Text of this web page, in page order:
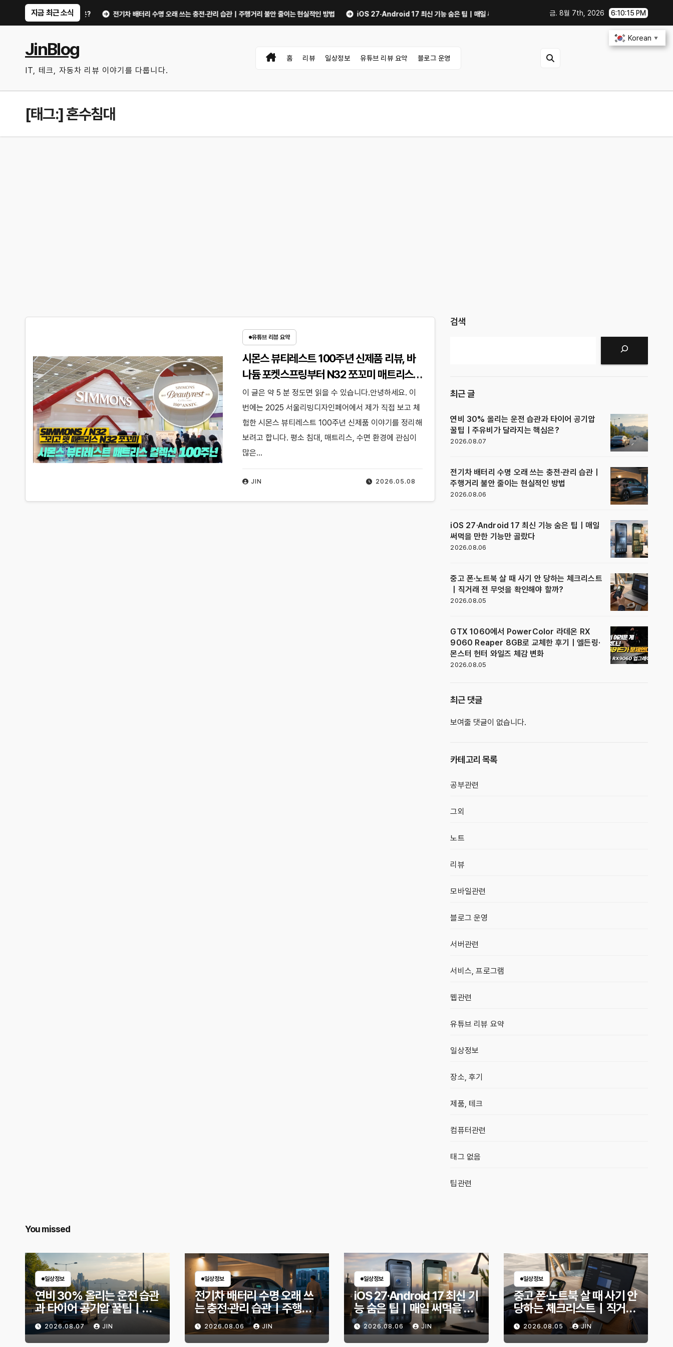
지금 최근 소식
가 달라지는 핵심은? 전기차 배터리 수명 오래 쓰는 충전·관리 습관｜주행거리 불안 줄이는 현실적인 방법 iOS 27·Android 17 최신 기능 숨은 팁｜매일 써먹을 만한 기능만 골랐다 중고 폰·노트북 살 때 사기 안 당하는 체크리
금. 8월 7th, 2026 6:10:15 PM
JinBlog
IT, 테크, 자동차 리뷰 이야기를 다룹니다.
홈 리뷰 일상정보 유튜브 리뷰 요약 블로그 운영
[태그:]혼수침대
유튜브 리뷰 요약
시몬스 뷰티레스트 100주년 신제품 리뷰, 바
나듐 포켓스프링부터 N32 쪼꼬미 매트리스까
지 직접 보고 온 후기
2026.05.08
JIN
이 글은 약 5 분 정도면 읽을 수 있습니다.안녕하세요. 이
번에는 2025 서울리빙디자인페어에서 제가 직접 보고 체
험한 시몬스 뷰티레스트 100주년 신제품 이야기를 정리해
보려고 합니다. 평소 침대, 매트리스, 수면 환경에 관심이
많은…
검색
최근 글
연비 30% 올리는 운전 습관과 타이어 공기압
꿀팁｜주유비가 달라지는 핵심은?
2026.08.07
전기차 배터리 수명 오래 쓰는 충전·관리 습관｜
주행거리 불안 줄이는 현실적인 방법
2026.08.06
iOS 27·Android 17 최신 기능 숨은 팁｜매일
써먹을 만한 기능만 골랐다
2026.08.06
중고 폰·노트북 살 때 사기 안 당하는 체크리스트
｜직거래 전 무엇을 확인해야 할까?
2026.08.05
GTX 1060에서 PowerColor 라데온 RX
9060 Reaper 8GB로 교체한 후기｜엘든링·
몬스터 헌터 와일즈 체감 변화
2026.08.05
최근 댓글
보여줄 댓글이 없습니다.
카테고리 목록
공부관련
그외
노트
리뷰
모바일관련
블로그 운영
서버관련
서비스, 프로그램
웹관련
유튜브 리뷰 요약
일상정보
장소, 후기
제품, 테크
컴퓨터관련
태그 없음
팁관련
You missed
일상정보
연비 30% 올리는 운전 습관
과 타이어 공기압 꿀팁｜주
유비가 달라지는 핵심은?
2026.08.07 JIN
일상정보
전기차 배터리 수명 오래 쓰
는 충전·관리 습관｜주행거
리 불안 줄이는 현실적인 방
법2026.08.06 JIN
일상정보
iOS 27·Android 17 최신 기
능 숨은 팁｜매일 써먹을 만
한 기능만 골랐다
2026.08.06 JIN
일상정보
중고 폰·노트북 살 때 사기 안
당하는 체크리스트｜직거래
전 무엇을 확인해야 할까?
2026.08.05 JIN
Korean ▼